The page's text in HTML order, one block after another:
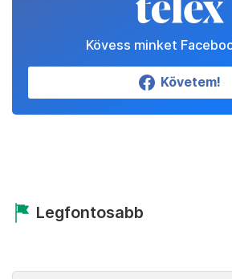
Kövess minket
Követem!
Legfontosabb